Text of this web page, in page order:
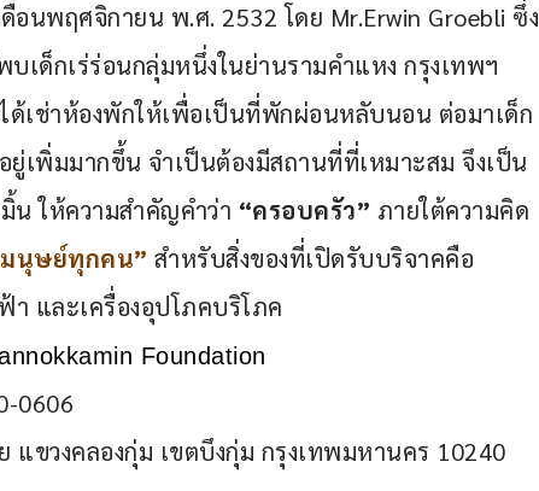
นพฤศจิกายน พ.ศ. 2532 โดย Mr.Erwin Groebli ซึ่ง
เด็กเร่ร่อนกลุ่มหนึ่งในย่านรามคำแหง กรุงเทพฯ
ด้เช่าห้องพักให้เพื่อเป็นที่พักผ่อนหลับนอน ต่อมาเด็ก
เพิ่มมากขึ้น จำเป็นต้องมีสถานที่ที่เหมาะสม จึงเป็น
น ให้ความสำคัญคำว่า “ครอบครัว” ภายใต้ความคิด
นุษย์ทุกคน” สำหรับสิ่งของที่เปิดรับบริจาคคือ
า และเครื่องอุปโภคบริโภค
Foundation
0606
แขวงคลองกุ่ม เขตบึงกุ่ม กรุงเทพมหานคร 10240